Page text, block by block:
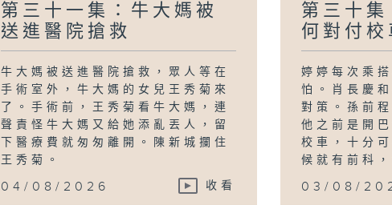
第三十一集：牛大媽被
送進醫院搶救
牛大媽被送進醫院搶救，眾人等在
手術室外，牛大媽的女兒王秀菊來
了。手術前，王秀菊看牛大媽，連
聲責怪牛大媽又給她添亂丟人，留
下醫療費就匆匆離開。陳新城攔住
王秀菊。
04/08/2026 收看
第三十集
何對付校
婷婷每次乘
怕。肖長慶
對策。孫前
他之前是開
校車，十分
候就有前科
03/08/